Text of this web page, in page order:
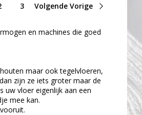
3 Volgende Vorige
en machines die goed
maar ook tegelvloeren,
zijn ze iets groter maar de
uw vloer eigenlijk aan een
mee kan.